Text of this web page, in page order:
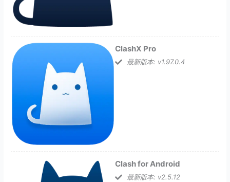
ClashX Pro
最新版本: v1.97.0.4
Clash for Android
最新版本: v2.5.12